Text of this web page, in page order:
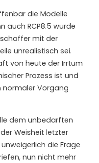
die Modelle
auch RCP8.5 wurde
mit der
unrealistisch sei.
von heute der Irrtum
Prozess ist und
normaler Vorgang
dem unbedarften
Weisheit letzter
die Frage
nun nicht mehr